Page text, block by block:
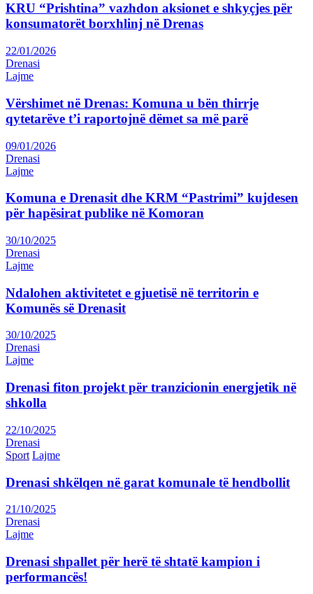
KRU “Prishtina” vazhdon aksionet e shkyçjes për
konsumatorët borxhlinj në Drenas
22/01/2026
Drenasi
Lajme
Vërshimet në Drenas: Komuna u bën thirrje
qytetarëve t’i raportojnë dëmet sa më parë
09/01/2026
Drenasi
Lajme
Komuna e Drenasit dhe KRM “Pastrimi” kujdesen
për hapësirat publike në Komoran
30/10/2025
Drenasi
Lajme
Ndalohen aktivitetet e gjuetisë në territorin e
Komunës së Drenasit
30/10/2025
Drenasi
Lajme
Drenasi fiton projekt për tranzicionin energjetik në
shkolla
22/10/2025
Drenasi
Sport Lajme
Drenasi shkëlqen në garat komunale të hendbollit
21/10/2025
Drenasi
Lajme
Drenasi shpallet për herë të shtatë kampion i
performancës!